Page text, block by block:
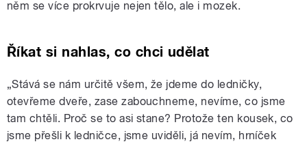
něm se více prokrvuje nejen tělo, ale i mozek.
Říkat si nahlas, co chci udělat
„Stává se nám určitě všem, že jdeme do ledničky,
otevřeme dveře, zase zabouchneme, nevíme, co jsme
tam chtěli. Proč se to asi stane? Protože ten kousek, co
jsme přešli k ledničce, jsme uviděli, já nevím, hrníček